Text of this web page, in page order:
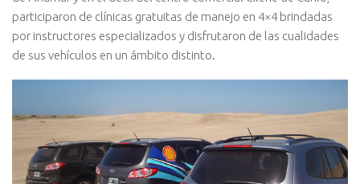
participaron de clínicas gratuitas de manejo en 4×4 brindadas
por instructores especializados y disfrutaron de las cualidades
de sus vehículos en un ámbito distinto.